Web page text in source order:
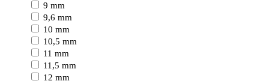
9 mm
9,6 mm
10 mm
10,5 mm
11 mm
11,5 mm
12 mm